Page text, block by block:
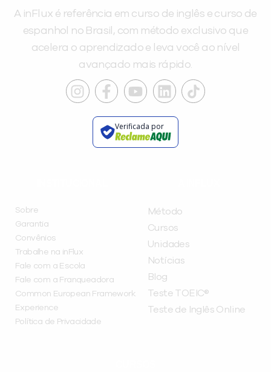
A inFlux é referência em curso de inglês e curso de
espanhol no Brasil, com método exclusivo que
acelera o aprendizado e leva você ao nível
avançado mais rápido.
Verificada por
Sobre
Garantia
Convênios
Trabalhe na inFlux
Fale com a Escola
Fale com a Franqueadora
Common European Framework
Experience
Política de Privacidade
Método
Cursos
Unidades
Notícias
Blog
Teste TOEIC®
Teste de Inglês Online